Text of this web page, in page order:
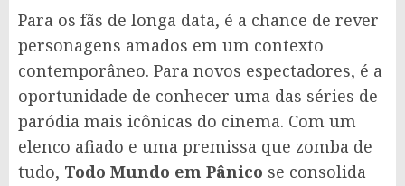
Para os fãs de longa data, é a chance de rever
personagens amados em um contexto
contemporâneo. Para novos espectadores, é a
oportunidade de conhecer uma das séries de
paródia mais icônicas do cinema. Com um
elenco afiado e uma premissa que zomba de
tudo, Todo Mundo em Pânico se consolida